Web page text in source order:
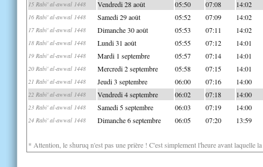
15 Rabi' al-awwal 1448 Vendredi 28 août 05:50 07:08 14:02
16 Rabi' al-awwal 1448 Samedi 29 août 05:52 07:09 14:02
17 Rabi' al-awwal 1448 Dimanche 30 août 05:53 07:11 14:02
18 Rabi' al-awwal 1448 Lundi 31 août 05:55 07:12 14:01
19 Rabi' al-awwal 1448 Mardi 1 septembre 05:57 07:14 14:01
20 Rabi' al-awwal 1448 Mercredi 2 septembre 05:58 07:15 14:01
21 Rabi' al-awwal 1448 Jeudi 3 septembre 06:00 07:16 14:00
22 Rabi' al-awwal 1448 Vendredi 4 septembre 06:02 07:18 14:00
23 Rabi' al-awwal 1448 Samedi 5 septembre 06:03 07:19 14:00
24 Rabi' al-awwal 1448 Dimanche 6 septembre 06:05 07:20 13:59
* Attention, le shuruq n'est pas une prière ! C'est simplement l'heure avant laquelle